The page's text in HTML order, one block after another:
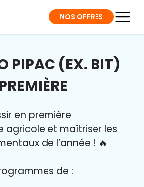
NOS OFFRES
PIPAC (EX. BIT)
PREMIÈRE
en première
agricole et maîtriser les
de l’année ! 🔥
de :